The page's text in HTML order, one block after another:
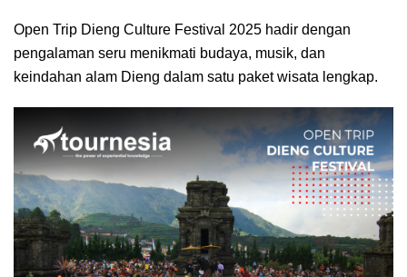
Open Trip Dieng Culture Festival 2025 hadir dengan
pengalaman seru menikmati budaya, musik, dan
keindahan alam Dieng dalam satu paket wisata lengkap.